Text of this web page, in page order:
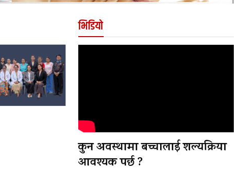
भिडियो
कुन अवस्थामा बच्चालाई शल्यक्रिया
आवश्यक पर्छ ?